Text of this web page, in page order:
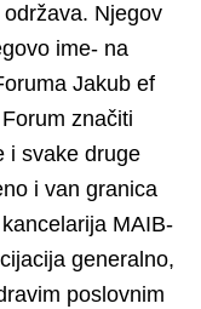
Njegov
ime- na
Jakub ef
značiti
i svake druge
i van granica
MAIB-
generalno,
poslovnim